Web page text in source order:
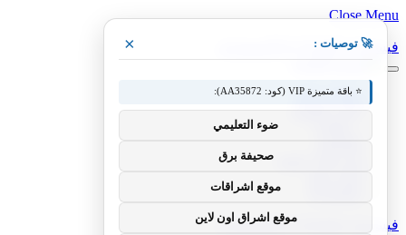
Close Menu
فيسبوك X (Twitter)
مقالات فنية
أخبار التقنية
فيسبوك X (Twitter) الانستغرام
🚀 توصيات : ×
⭐ باقة متميزة VIP (كود: AA35872):
ضوء التعليمي
صحيفة برق
موقع اشراقات
موقع اشراق اون لاين